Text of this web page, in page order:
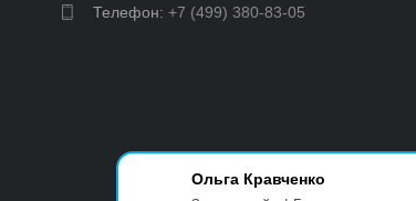
Ольга Кравченко
Телефон: +7 (499) 380-83-05